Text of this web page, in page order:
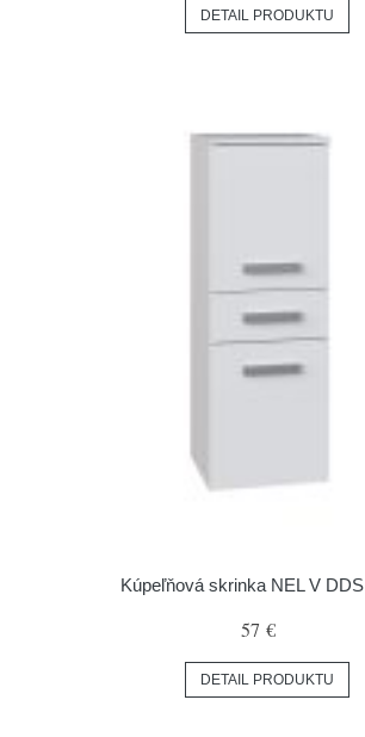
DETAIL PRODUKTU
Kúpeľňová skrinka NEL V
57 €
DETAIL PRODUKTU